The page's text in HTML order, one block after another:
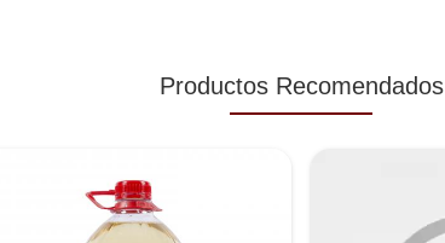
Productos Recomendados